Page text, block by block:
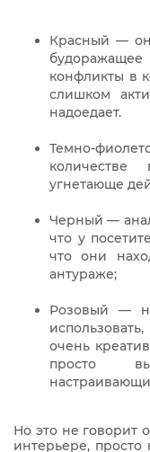
Красный — он
конфликты в
слишком
надоедает.
Темно-
количестве
угнетающе
Черный —
что у
что они
антураже;
Розовый —
очень
просто
Но это не говорит
интерьере, просто